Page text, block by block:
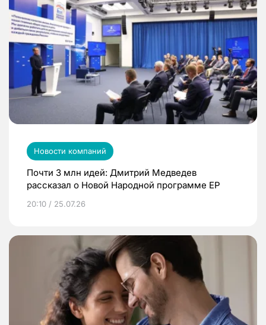
Новости компаний
Почти 3 млн идей: Дмитрий Медведев
рассказал о Новой Народной программе ЕР
20:10 / 25.07.26